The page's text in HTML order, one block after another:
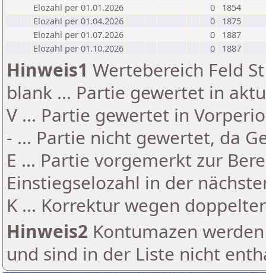
Elozahl per 01.01.2026
0
1854
Elozahl per 01.04.2026
0
1875
Elozahl per 01.07.2026
0
1887
Elozahl per 01.10.2026
0 1887
Hinweis1 Wertebereich Feld
blank ... Partie gewertet in
V ... Partie gewertet in
- ... Partie nicht gewertet, da
E ... Partie vorgemerkt zur
Einstiegselozahl in der
K ... Korrektur wegen
Hinweis2 Kontumazen
und sind in der Liste nicht